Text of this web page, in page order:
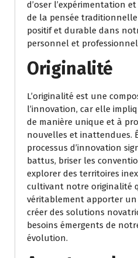
d’oser l’expérimentation
de la pensée
positif et durable dans
personnel et
Originalité
L’originalité est une
l’innovation, car elle
de manière unique et à
nouvelles et inattendues.
processus d’innovation
battus, briser les
explorer des territoires
cultivant notre originalité
véritablement apporter
créer des solutions
besoins émergents de
évolution.